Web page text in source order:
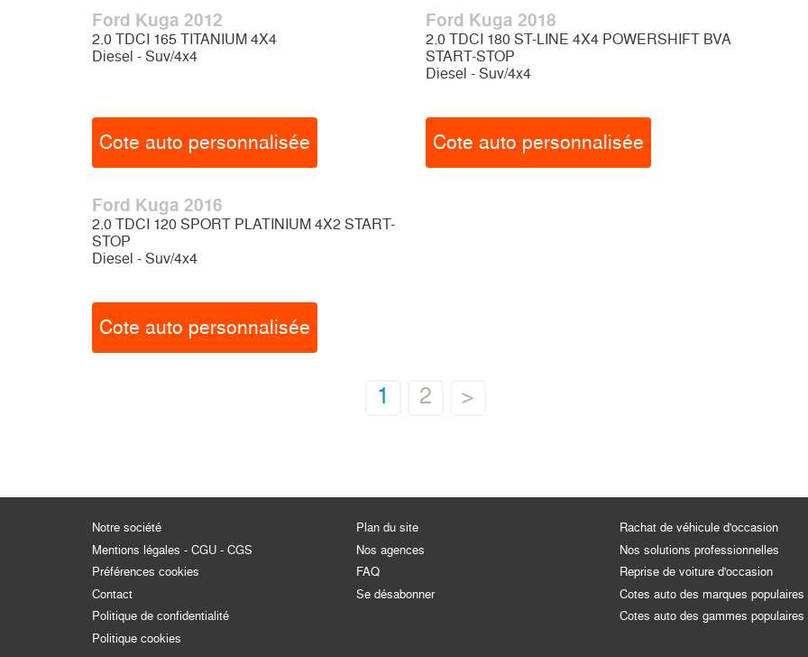
Ford Kuga 2012
2.0 TDCI 165 TITANIUM 4X4
Diesel - Suv/4x4
Cote auto personnalisée
Ford Kuga 2018
2.0 TDCI 180 ST-LINE 4X4 POWERSHIFT BVA
START-STOP
Diesel - Suv/4x4
Cote auto personnalisée
Ford Kuga 2016
2.0 TDCI 120 SPORT PLATINIUM 4X2 START-
STOP
Diesel - Suv/4x4
Cote auto personnalisée
1 2 >
Notre société
Mentions légales - CGU - CGS
Préférences cookies
Contact
Politique de confidentialité
Politique cookies
Plan du site
Nos agences
FAQ
Se désabonner
Rachat de véhicule d'occasion
Nos solutions professionnelles
Reprise de voiture d'occasion
Cotes auto des marques populaires
Cotes auto des gammes populaires